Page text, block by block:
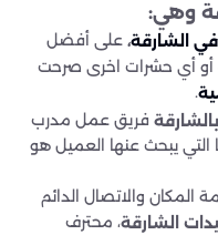
وهي:
الشارقة، على أفضل
أو أي حشرات اخرى صرحت
.
بالشارقة فريق عمل مدرب
يبحث عنها العميل هو
المكان والاتصال الدائم
الشارقة، محترف